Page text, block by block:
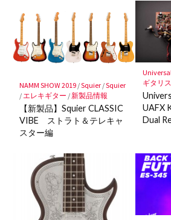
マ
ー
ク
に
保
存
NAMM SHOW 2019/Squier/Squier
/ エレキギター /新製品情報
【新製品】Squier CLASSIC
VIBE ストラト＆テレキャ
スター編
ギタリ
UAFX
Dual